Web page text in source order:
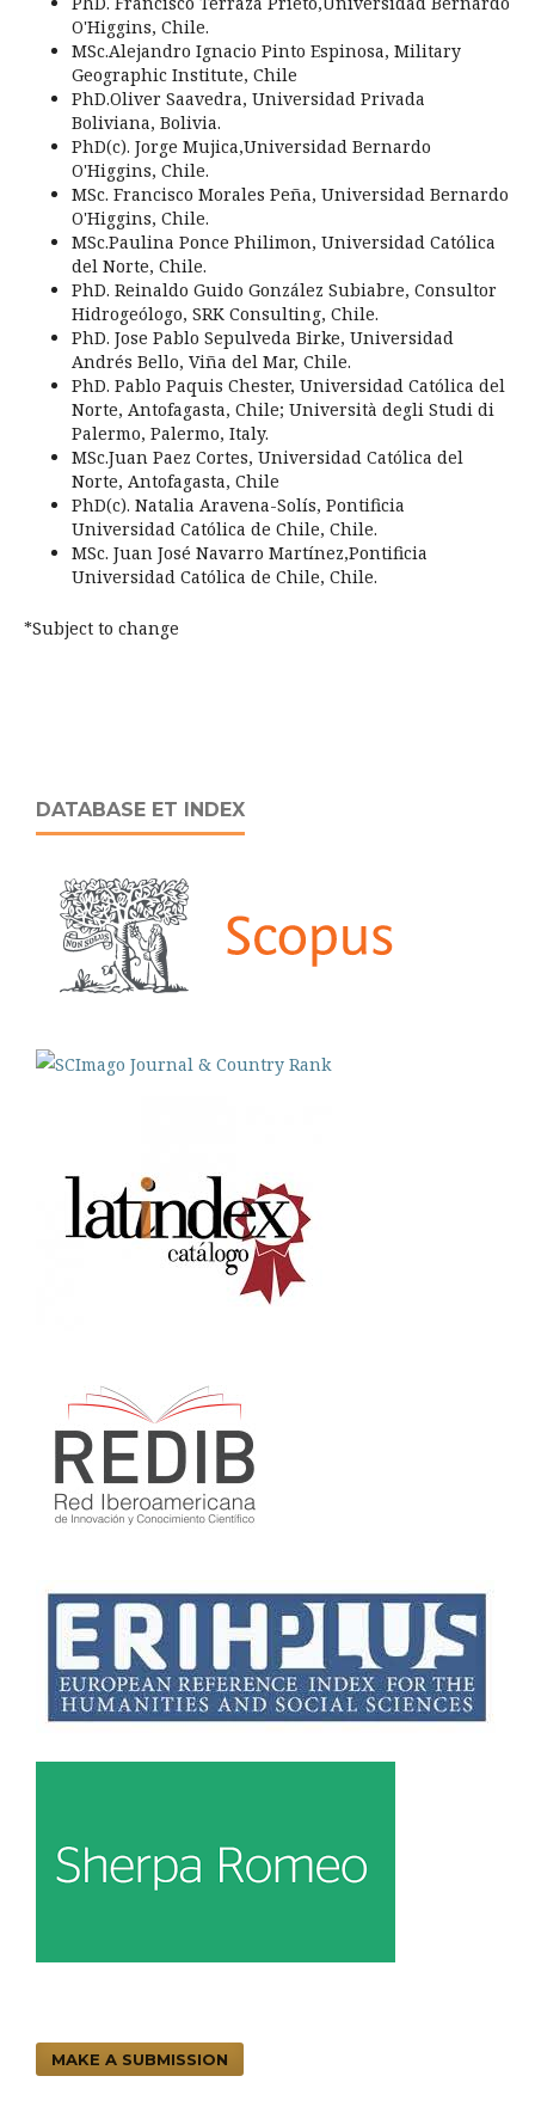
O'Higgins, Chile.
MSc.Alejandro Ignacio Pinto Espinosa, Military
Geographic Institute, Chile
PhD.Oliver Saavedra, Universidad Privada
Boliviana, Bolivia.
PhD(c). Jorge Mujica,Universidad Bernardo
O'Higgins, Chile.
MSc. Francisco Morales Peña, Universidad Bernardo
O'Higgins, Chile.
MSc.Paulina Ponce Philimon, Universidad Católica
del Norte, Chile.
PhD. Reinaldo Guido González Subiabre, Consultor
Hidrogeólogo, SRK Consulting, Chile.
PhD. Jose Pablo Sepulveda Birke, Universidad
Andrés Bello, Viña del Mar, Chile.
PhD. Pablo Paquis Chester, Universidad Católica del
Norte, Antofagasta, Chile; Università degli Studi di
Palermo, Palermo, Italy.
MSc.Juan Paez Cortes, Universidad Católica del
Norte, Antofagasta, Chile
PhD(c). Natalia Aravena-Solís, Pontificia
Universidad Católica de Chile, Chile.
MSc. Juan José Navarro Martínez,Pontificia
Universidad Católica de Chile, Chile.
*Subject to change
DATABASE ET INDEX
MAKE A SUBMISSION